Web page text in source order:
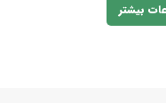
بیشتر